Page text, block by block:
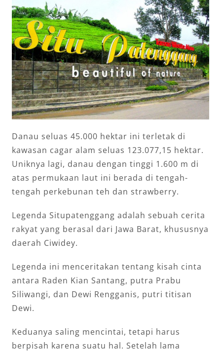
Danau seluas 45.000 hektar ini terletak di
kawasan cagar alam seluas 123.077,15 hektar.
Uniknya lagi, danau dengan tinggi 1.600 m di
atas permukaan laut ini berada di tengah-
tengah perkebunan teh dan strawberry.
Legenda Situpatenggang adalah sebuah cerita
rakyat yang berasal dari Jawa Barat, khususnya
daerah Ciwidey.
Legenda ini menceritakan tentang kisah cinta
antara Raden Kian Santang, putra Prabu
Siliwangi, dan Dewi Rengganis, putri titisan
Dewi.
Keduanya saling mencintai, tetapi harus
berpisah karena suatu hal. Setelah lama